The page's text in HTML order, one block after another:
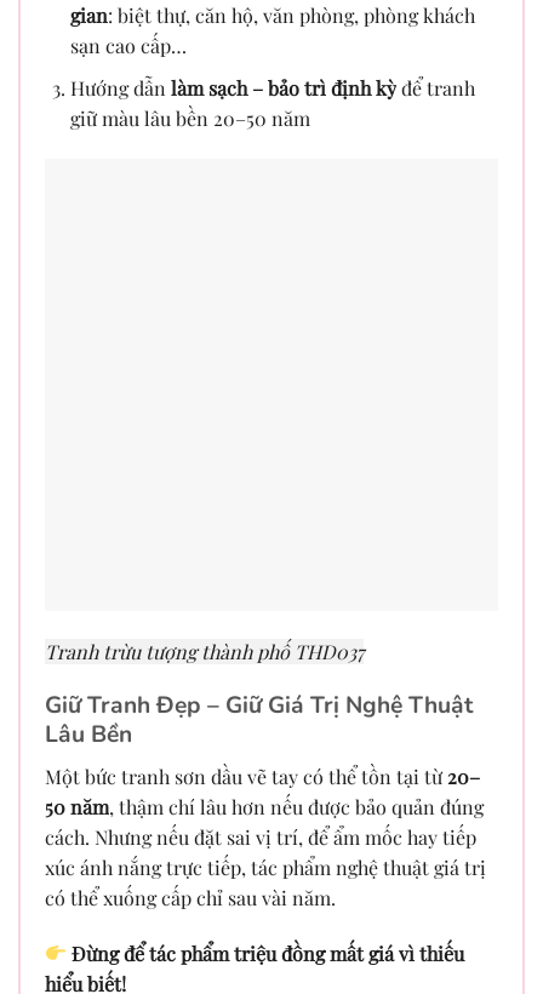
gian: biệt thự, căn hộ, văn phòng, phòng khách
sạn cao cấp…
Hướng dẫn làm sạch – bảo trì định kỳđể tranh
giữ màu lâu bền 20–50 năm
Tranh trừu tượng thành phố THD037
Giữ Tranh Đẹp – Giữ Giá Trị Nghệ Thuật
Lâu Bền
Một bức tranh sơn dầu vẽ tay có thể tồn tại từ20–
50 năm, thậm chí lâu hơn nếu được bảo quản đúng
cách. Nhưng nếu đặt sai vị trí, để ẩm mốc hay tiếp
xúc ánh nắng trực tiếp, tác phẩm nghệ thuật giá trị
có thể xuống cấp chỉ sau vài năm.
Đừng để tác phẩm triệu đồng mất giá vì thiếu
hiểu biết!